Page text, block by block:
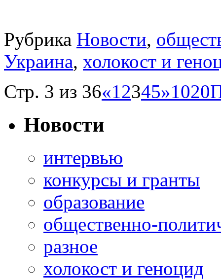
Рубрика Новости,
Украина, холокост и
Стр. 3 из 36«12345»1020
Новости
интервью
конкурсы и гранты
образование
общественно-
разное
холокост и геноцид